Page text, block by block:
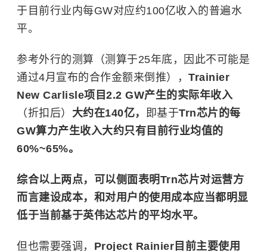
于目前行业内每GW对应约100亿收入的普遍水
平。
参考外行的测算（测算于25年底，因此不可能是
通过4月宣布的合作金额来倒推）， Trainier
New Carlisle项目2.2 GW产生的实际年收入
（折扣后） 大约在140亿， 即基于Trn芯片的每
GW算力产生收入大约只有目前行业均值的
60%~65%。
综合以上两点，可以侧面表明Trn芯片对运营方
而言建设成本，和对用户的使用成本应当都明显
低于当前基于英伟达芯片的平均水平。
但也需要强调， Project Rainier目前主要使用